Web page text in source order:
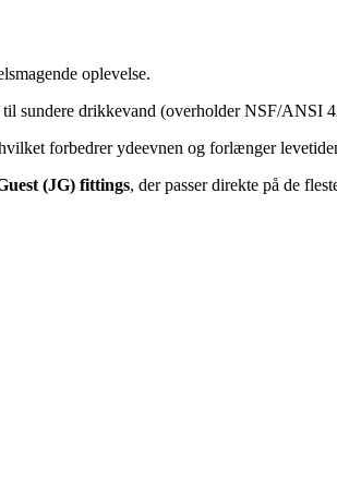
oplevelse.
sundere drikkevand (overholder NSF/ANSI
forbedrer ydeevnen og forlænger
(JG) fittings, der passer direkte på de